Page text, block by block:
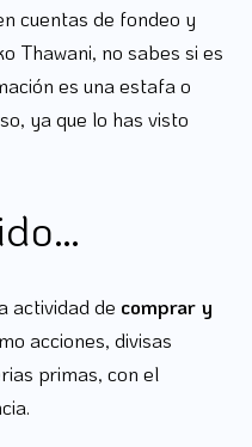
cuentas de fondeo y
Thawani, no sabes si es
es una estafa o
ya que lo has visto
actividad de comprar y
acciones, divisas
primas, con el